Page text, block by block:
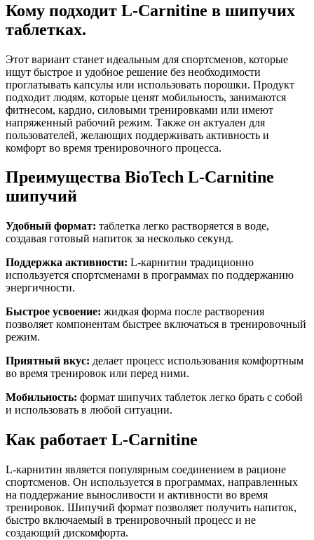
Кому подходит L-Carnitine в шипучих
таблетках.
Этот вариант станет идеальным для спортсменов, которые
ищут быстрое и удобное решение без необходимости
проглатывать капсулы или использовать порошки. Продукт
подходит людям, которые ценят мобильность, занимаются
фитнесом, кардио, силовыми тренировками или имеют
напряженный рабочий режим. Также он актуален для
пользователей, желающих поддерживать активность и
комфорт во время тренировочного процесса.
Преимущества BioTech L-Carnitine
шипучий
Удобный формат: таблетка легко растворяется в воде,
создавая готовый напиток за несколько секунд.
Поддержка активности: L-карнитин традиционно
используется спортсменами в программах по поддержанию
энергичности.
Быстрое усвоение: жидкая форма после растворения
позволяет компонентам быстрее включаться в тренировочный
режим.
Приятный вкус: делает процесс использования комфортным
во время тренировок или перед ними.
Мобильность: формат шипучих таблеток легко брать с собой
и использовать в любой ситуации.
Как работает L-Carnitine
L-карнитин является популярным соединением в рационе
спортсменов. Он используется в программах, направленных
на поддержание выносливости и активности во время
тренировок. Шипучий формат позволяет получить напиток,
быстро включаемый в тренировочный процесс и не
создающий дискомфорта.